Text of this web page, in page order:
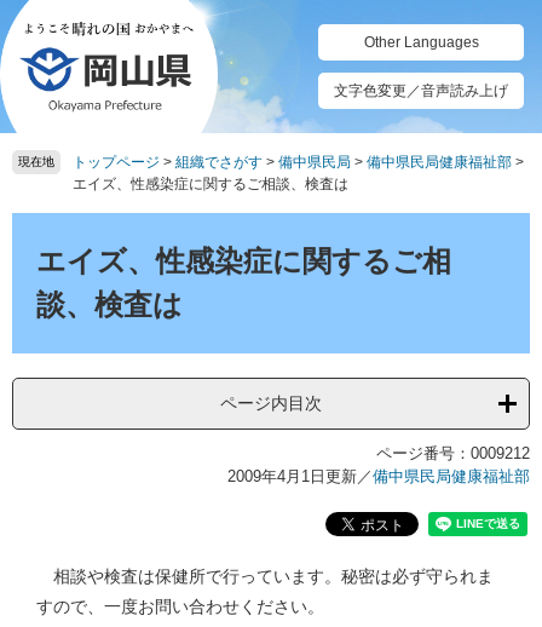
ペ
ー
ジ
の
先
頭
メ
ニ
ュ
ー
を
飛
て
Other Languages
文字色変更／音声読み上げ
現在地 トップページ > 組織でさがす > 備中県民局 > 備中県民局健康福祉部 >
エイズ、性感染症に関するご相談、検査は
エイズ、性感染症に関するご相
談、検査は
ページ内目次
ページ番号：0009212
2009年4月1日更新／備中県民局健康福祉部
相談や検査は保健所で行っています。秘密は必ず守られま
すので、一度お問い合わせください。